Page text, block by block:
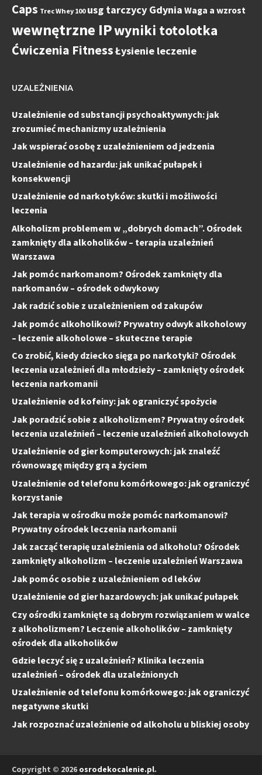
Caps Trec Whey 100 usg tarczycy Gdynia Waga a wzrost
wewnętrzne IPwyniki totolotka
Ćwiczenia FitnessŁysienie leczenie
UZALEŻNIENIA
Uzależnienie od substancji psychoaktywnych: jak
zrozumieć mechanizmy uzależnienia
Jak wspierać osobę z uzależnieniem od jedzenia
Uzależnienie od hazardu: jak unikać pułapek i
konsekwencji
Uzależnienie od narkotyków: skutki i możliwości
leczenia
Alkoholizm problemem w „dobrych domach”. Ośrodek
zamknięty dla alkoholików – terapia uzależnień
Warszawa
Jak pomóc narkomanom? Ośrodek zamknięty dla
narkomanów – ośrodek odwykowy
Jak radzić sobie z uzależnieniem od zakupów
Jak pomóc alkoholikowi? Prywatny odwyk alkoholowy
– leczenie alkoholowe – skuteczne terapie
Co zrobić, kiedy dziecko sięga po narkotyki? Ośrodek
leczenia uzależnień dla młodzieży – zamknięty ośrodek
leczenia narkomanii
Uzależnienie od kofeiny: jak ograniczyć spożycie
Jak poradzić sobie z alkoholizmem? Prywatny ośrodek
leczenia uzależnień – leczenie uzależnień alkoholowych
Uzależnienie od gier komputerowych: jak znaleźć
równowagę między grą a życiem
Uzależnienie od telefonu komórkowego: jak ograniczyć
korzystanie
Jak terapia w ośrodku może pomóc narkomanowi?
Prywatny ośrodek leczenia narkomanii
Jak zacząć terapię uzależnienia od alkoholu? Ośrodek
zamknięty alkoholizm – leczenie uzależnień Warszawa
Jak pomóc osobie z uzależnieniem od leków
Uzależnienie od gier hazardowych: jak unikać pułapek
Czy ośrodki zamknięte są dobrym rozwiązaniem w walce
z alkoholizmem? Leczenie alkoholików – zamknięty
ośrodek dla alkoholików
Gdzie leczyć się z uzależnień? Klinika leczenia
uzależnień – ośrodek dla uzależnionych
Uzależnienie od telefonu komórkowego: jak ograniczyć
negatywne skutki
Jak rozpoznać uzależnienie od alkoholu u bliskiej osoby
Copyright © 2026 osrodekocalenie.pl.